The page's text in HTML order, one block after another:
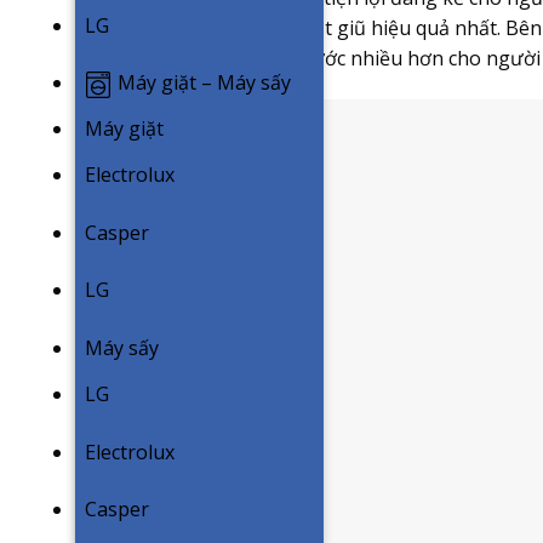
LG
Máy giặt – Máy sấy
Máy giặt
Electrolux
Casper
LG
Máy sấy
LG
Electrolux
Casper
để tính toán liệu trình giặt giũ hiệu quả nhất.
tiết kiệm điện năng và nước nhiều hơn cho